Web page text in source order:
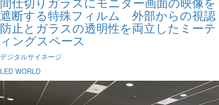
遮断する特殊フィルム 外部からの視認
防止とガラスの透明性を両立したミーテ
ィングスペース
デジタルサイネージ
LED WORLD